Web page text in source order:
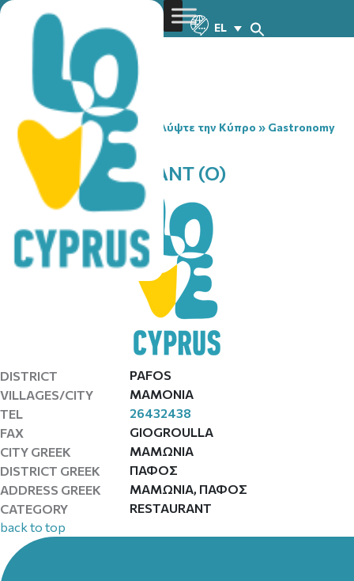
EL
You are here:Home» Ανακαλύψτε την Κύπρο » Gastronomy
» MYLOS RESTAURANT (O)
MYLOS RESTAURANT (O)
DISTRICT
PAFOS
VILLAGES/CITY
MAMONIA
TEL
26432438
FAX
GIOGROULLA
CITY GREEK
ΜΑΜΩΝΙΑ
DISTRICT GREEK
ΠΑΦΟΣ
ADDRESS GREEK
ΜΑΜΩΝΙΑ, ΠΑΦΟΣ
CATEGORY
RESTAURANT
back to top